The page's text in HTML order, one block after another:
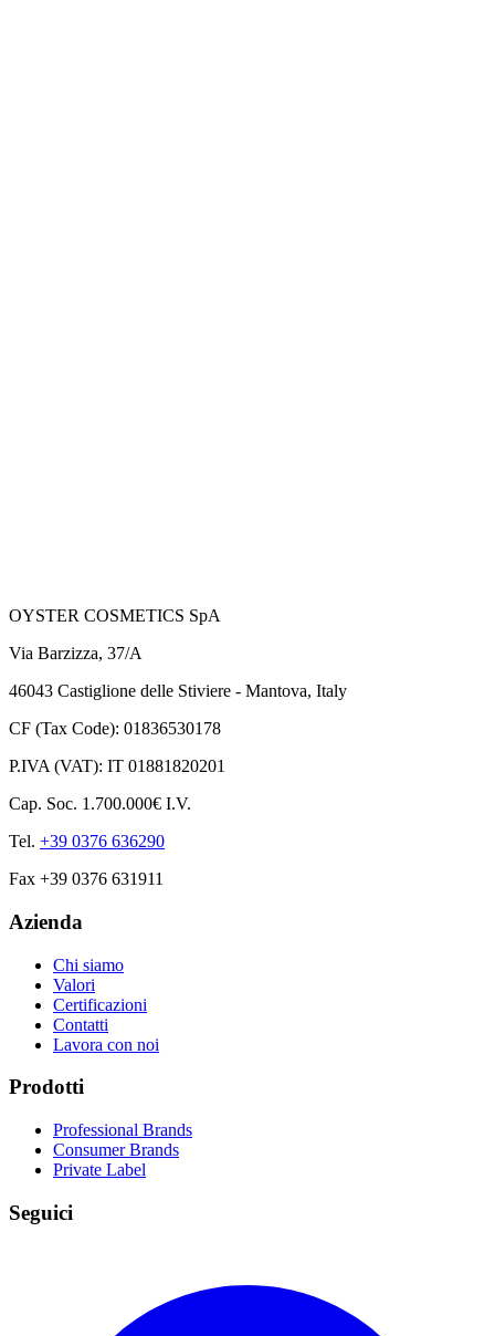
OYSTER COSMETICS SpA
Via Barzizza, 37/A
46043 Castiglione delle Stiviere - Mantova, Italy
CF (Tax Code): 01836530178
P.IVA (VAT): IT 01881820201
Cap. Soc. 1.700.000€ I.V.
Tel. +39 0376 636290
Fax +39 0376 631911
Azienda
Chi siamo
Valori
Certificazioni
Contatti
Lavora con noi
Prodotti
Professional Brands
Consumer Brands
Private Label
Seguici